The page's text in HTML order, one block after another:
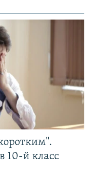
10-й класс